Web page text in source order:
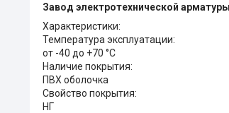
Завод электротехнической арматуры
Характеристики:
Температура эксплуатации:
от -40 до +70 °С
Наличие покрытия:
ПВХ оболочка
Свойство покрытия:
НГ